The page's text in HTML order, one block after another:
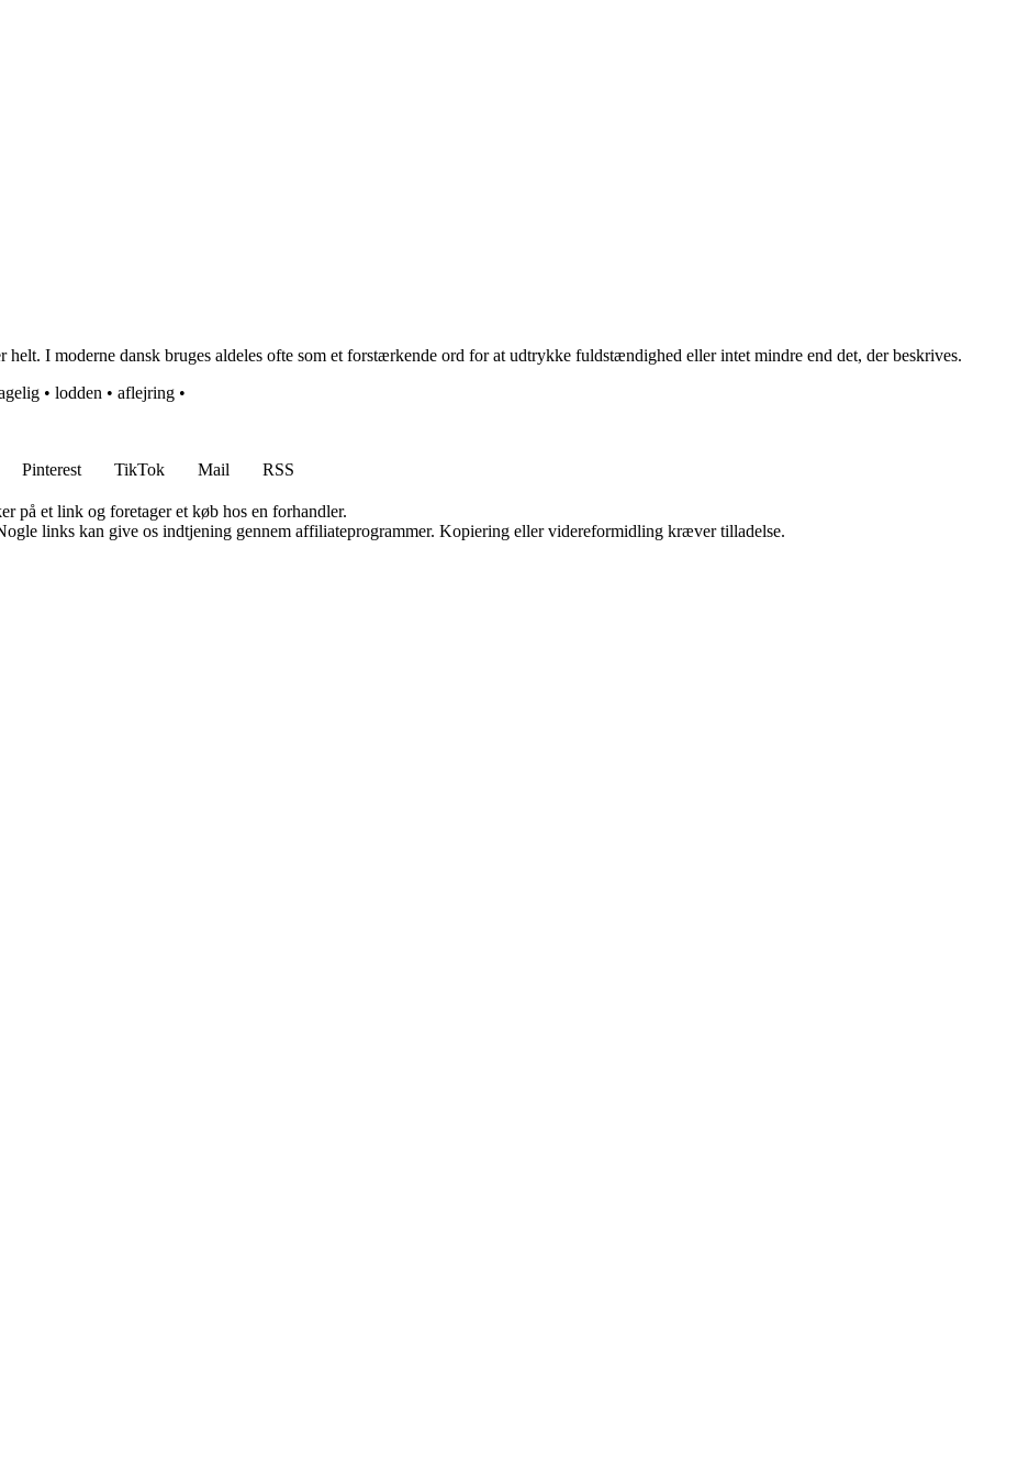
I moderne dansk bruges aldeles ofte som et forstærkende ord for at udtrykke fuldstændighed eller intet mindre end det, der beskrives.
• lodden • aflejring •
Pinterest TikTok Mail
RSS
på et link og foretager et køb hos en forhandler.
links kan give os indtjening gennem affiliateprogrammer. Kopiering eller videreformidling kræver tilladelse.